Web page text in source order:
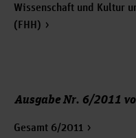
Wissenschaft und Kultur
(FHH)
Ausgabe Nr. 6/2011
Gesamt 6/2011